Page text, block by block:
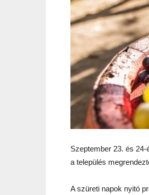
Szeptember 23. és
a település
A szüreti napok nyitó